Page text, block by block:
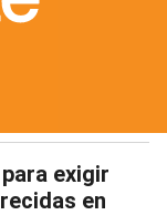
exigir
en